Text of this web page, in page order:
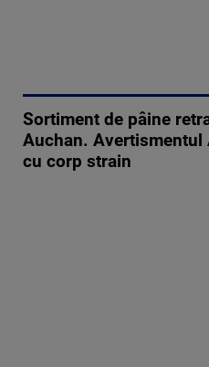
Sortiment de pâine
Auchan. Avertismentul
cu corp strain